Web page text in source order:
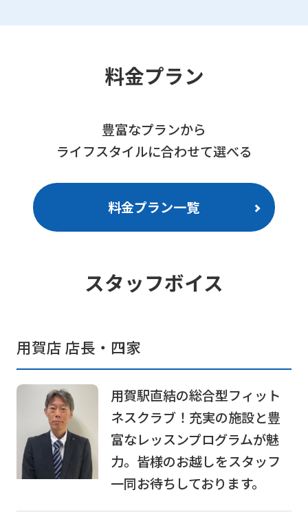
料金プラン
豊富なプランから
ライフスタイルに合わせて選べる
料金プラン一覧
スタッフボイス
用賀店 店長・四家
用賀駅直結の総合型フィット
ネスクラブ！充実の施設と豊
富なレッスンプログラムが魅
力。皆様のお越しをスタッフ
一同お待ちしております。